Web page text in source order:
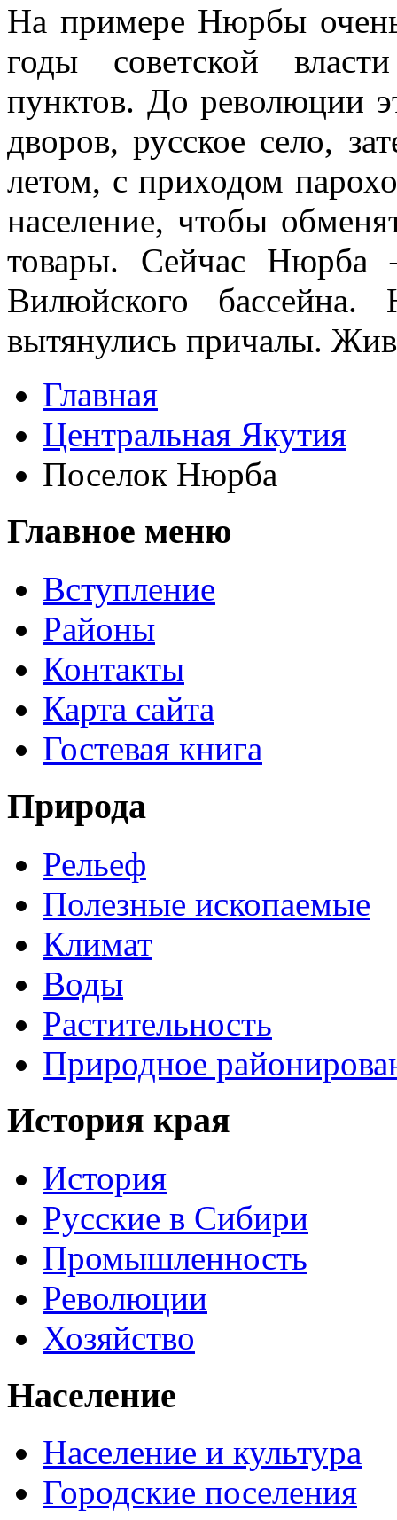
На примере Нюрбы
годы советской
пунктов. До ре­волюции
дворов, русское село,
летом, с приходом
населе­ние, чтобы
товары. Сейчас Нюрба
Вилюйского
вытянулись причалы.
Главная
Центральная Якутия
Поселок Нюрба
Главное меню
Вступление
Районы
Контакты
Карта сайта
Гостевая книга
Природа
Рельеф
Полезные ископаемые
Климат
Воды
Растительность
Природное
История края
История
Русские в Сибири
Промышленность
Революции
Хозяйство
Население
Население и культура
Городские поселения